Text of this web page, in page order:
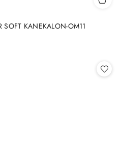
KANEKALON-OM11